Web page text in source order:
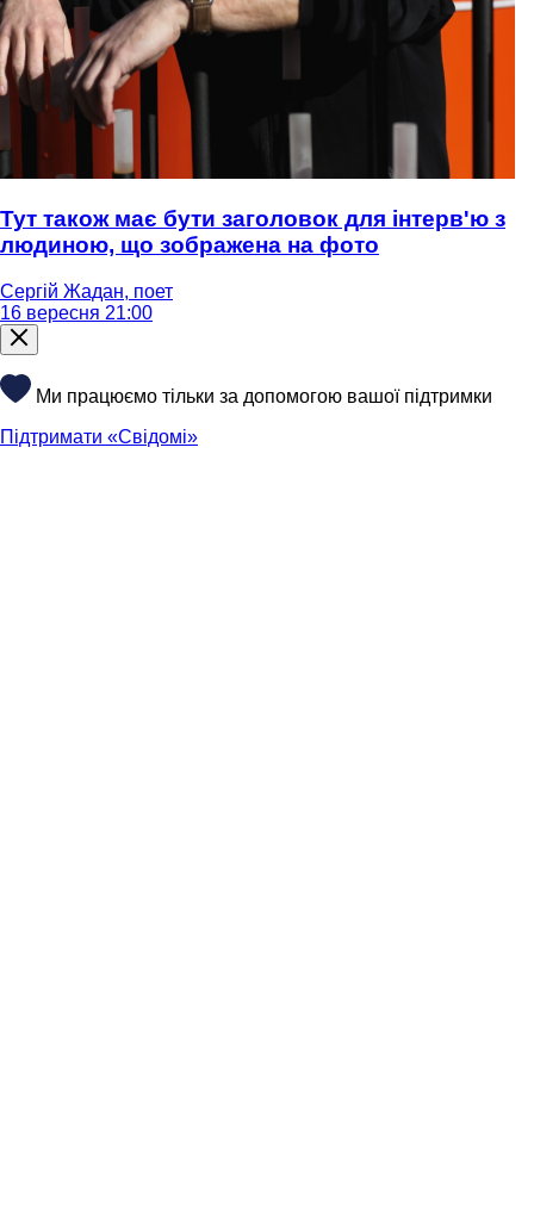
Тут також має бути заголовок для інтерв'ю з
людиною, що зображена на фото
Сергій Жадан, поет
16 вересня 21:00
Ми працюємо тільки за допомогою вашої підтримки
Підтримати «Свідомі»